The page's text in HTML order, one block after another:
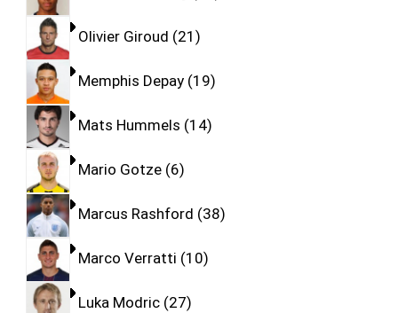
Olivier Giroud 21
Memphis Depay 19
Mats Hummels 14
Mario Gotze 6
Marcus Rashford 38
Marco Verratti 10
Luka Modric 27